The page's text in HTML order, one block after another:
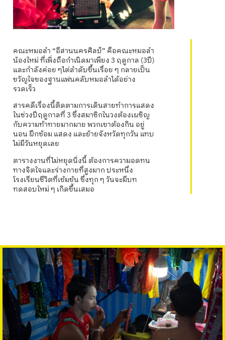
คณะหมอลำ “อีสานนครศิลป์” คือคณะหมอลำ
น้องใหม่ ที่เพิ่งถือกำเนิดมาเพียง 3 ฤดูกาล (3ปี)
และกำลังค่อย ๆไต่ลำดับขึ้นเรื่อย ๆ กลายเป็น
ขวัญใจของฐานแฟนคลับหมอลำได้อย่าง
รวดเร็ว
สารคดีเรื่องนี้ติดตามการเดินสายทำการแสดง
ในช่วงปีฤดูกาลที่ 3 ซึ่งสมาชิกในวงต้องเผชิญ
กับความท้าทายมากมาย พวกเขาต้องกิน อยู่
นอน ฝึกซ้อม แสดง และย้ายจังหวัดทุกวัน แทบ
ไม่มีวันหยุดเลย
ตารางงานที่ไม่หยุดนิ่งนี้ ต้องการความอดทน
ทางจิตใจและร่างกายที่สูงมาก ประหนึ่ง
โรงเรียนชีวิตที่เข้มข้น ซึ่งทุก ๆ วันจะมีบท
ทดสอบใหม่ ๆ เกิดขึ้นเสมอ